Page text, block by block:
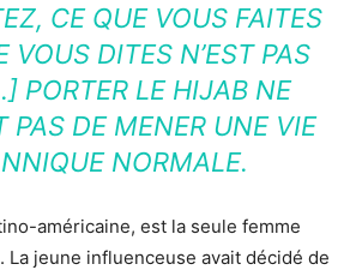
CE QUE VOUS FAITES
VOUS DITES N’EST PAS
PORTER LE HIJAB NE
PAS DE MENER UNE VIE
NORMALE.
américaine, est la seule femme
La jeune influenceuse avait décidé de